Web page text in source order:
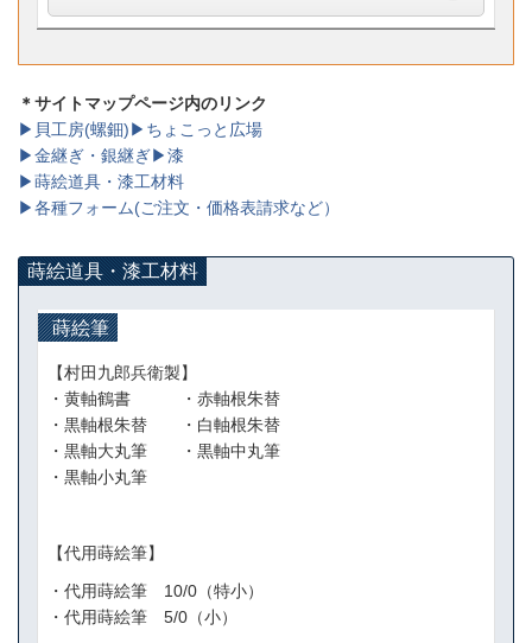
＊サイトマップページ内のリンク
▶貝工房(螺鈿)▶ちょこっと広場
▶金継ぎ・銀継ぎ▶漆
▶蒔絵道具・漆工材料
▶各種フォーム(ご注文・価格表請求など）
蒔絵道具・漆工材料
蒔絵筆
【村田九郎兵衛製】
・黄軸鶴書 ・赤軸根朱替
・黒軸根朱替 ・白軸根朱替
・ 黒軸大丸筆 ・黒軸中丸筆
・黒軸小丸筆
【代用蒔絵筆】
・代用蒔絵筆 10/0（特小）
・代用蒔絵筆 5/0（小）